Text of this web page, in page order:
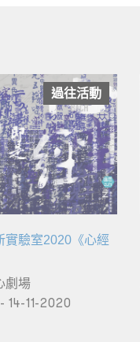
過往活動
實驗室2020《心經
劇場
14-11-2020